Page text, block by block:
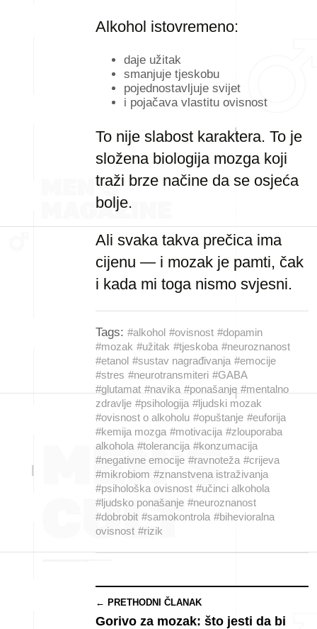
Alkohol istovremeno:
daje užitak
smanjuje tjeskobu
pojednostavljuje svijet
i pojačava vlastitu ovisnost
To nije slabost karaktera. To je
složena biologija mozga koji
traži brze načine da se osjeća
bolje.
Ali svaka takva prečica ima
cijenu — i mozak je pamti, čak
i kada mi toga nismo svjesni.
Tags: #alkohol #ovisnost #dopamin
#mozak #užitak #tjeskoba #neuroznanost
#etanol #sustav nagrađivanja #emocije
#stres #neurotransmiteri #GABA
#glutamat #navika #ponašanje #mentalno
zdravlje #psihologija #ljudski mozak
#ovisnost o alkoholu #opuštanje #euforija
#kemija mozga #motivacija #zlouporaba
alkohola #tolerancija #konzumacija
#negativne emocije #ravnoteža #crijeva
#mikrobiom #znanstvena istraživanja
#psihološka ovisnost #učinci alkohola
#ljudsko ponašanje #neuroznanost
#dobrobit #samokontrola #bihevioralna
ovisnost #rizik
← PRETHODNI ČLANAK
Gorivo za mozak: što jesti da bi